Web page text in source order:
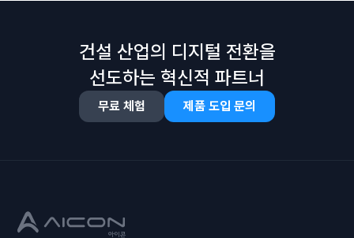
건설 산업의 디지털 전환을
선도하는 혁신적 파트너
무료 체험 제품 도입 문의